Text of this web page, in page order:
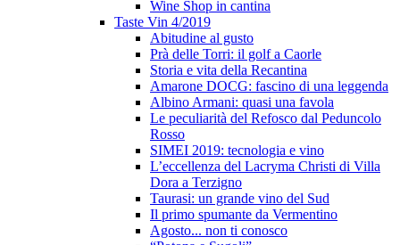
Wine Shop in cantina
Taste Vin 4/2019
Abitudine al gusto
Prà delle Torri: il golf a Caorle
Storia e vita della Recantina
Amarone DOCG: fascino di una leggenda
Albino Armani: quasi una favola
Le peculiarità del Refosco dal Peduncolo
Rosso
SIMEI 2019: tecnologia e vino
L’eccellenza del Lacryma Christi di Villa
Dora a Terzigno
Taurasi: un grande vino del Sud
Il primo spumante da Vermentino
Agosto... non ti conosco